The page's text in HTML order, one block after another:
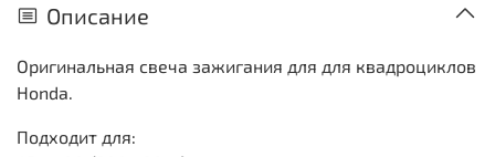
Описание
Оригинальная свеча зажигания для для квадроциклов
Honda.
Подходит для: